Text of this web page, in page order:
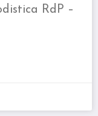
RdP –